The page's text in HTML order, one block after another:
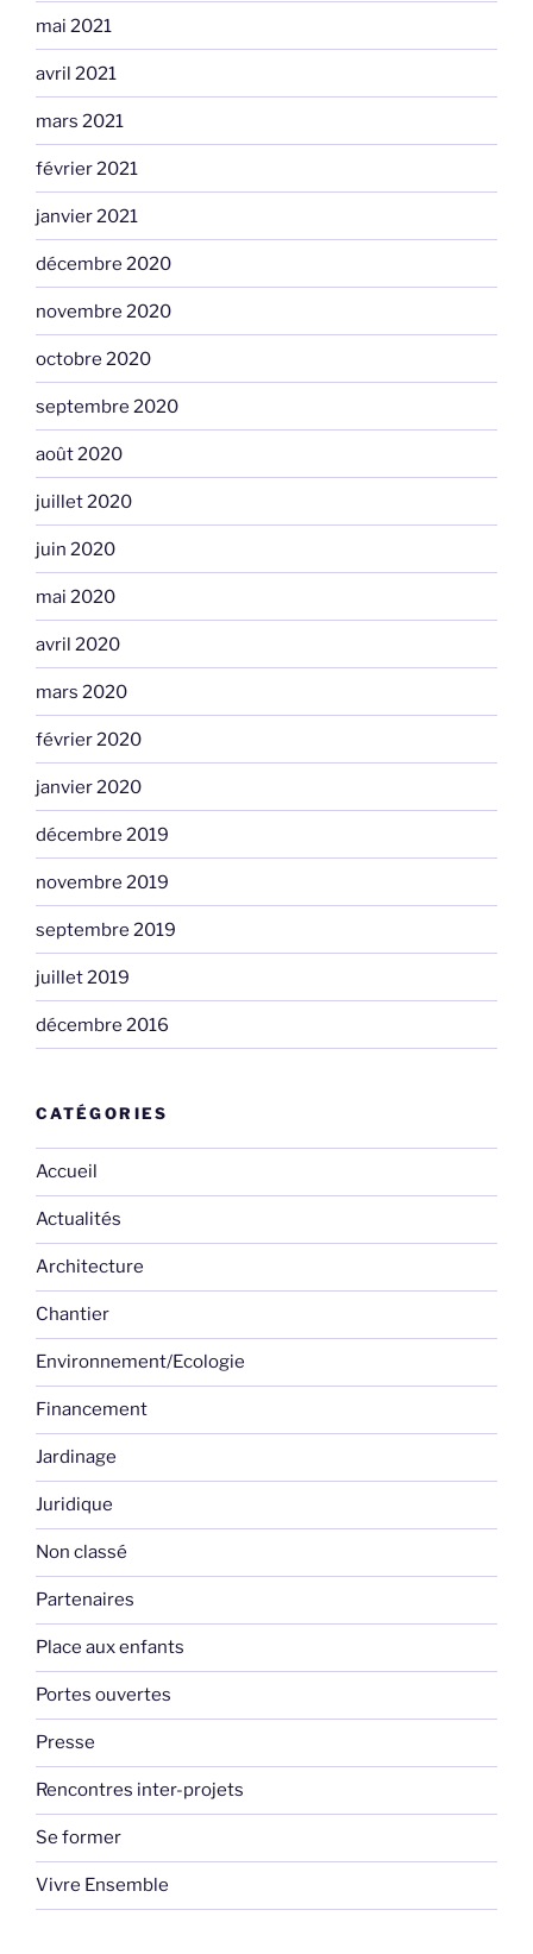
mai 2021
avril 2021
mars 2021
février 2021
janvier 2021
décembre 2020
novembre 2020
octobre 2020
septembre 2020
août 2020
juillet 2020
juin 2020
mai 2020
avril 2020
mars 2020
février 2020
janvier 2020
décembre 2019
novembre 2019
septembre 2019
juillet 2019
décembre 2016
CATÉGORIES
Accueil
Actualités
Architecture
Chantier
Environnement/Ecologie
Financement
Jardinage
Juridique
Non classé
Partenaires
Place aux enfants
Portes ouvertes
Presse
Rencontres inter-projets
Se former
Vivre Ensemble